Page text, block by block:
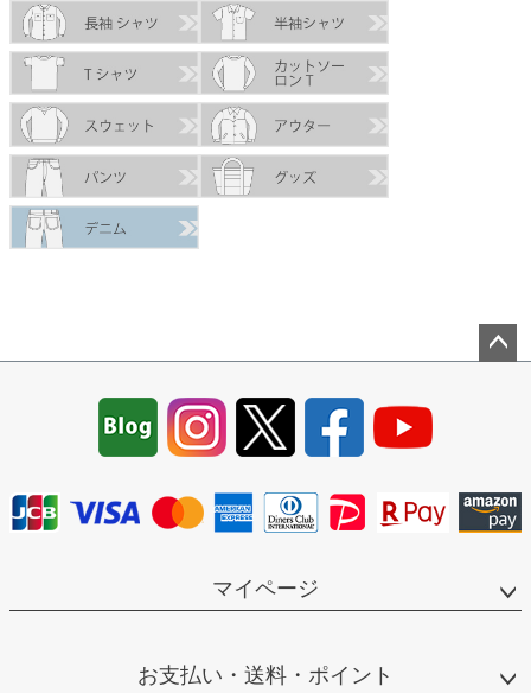
洗濯種類：通常
乾燥機 ：〇※高温での乾燥はお控えください。
アイロン：〇
塩素染抜：×
洗濯乾燥については、製品を裏返し通常通り行ってください。(ネッ
ト使用は必要ありません。)
特段の汚れが付いた際は洗剤を使用して洗濯されることをお勧めし
マイページ
お支払い・送料・ポイント